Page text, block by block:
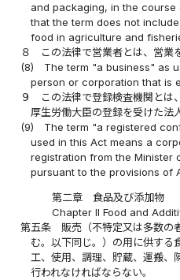
and packaging, in the
that the term does not
food in agriculture and
８
この法律で営業者とは、営業
(8)
The term "a business" as
person or corporation that is
９
この法律で登録検査機関とは
厚生労働大臣の登録を受けた法
(9)
The term "a registered
used in this Act means a
registration from the Minister
pursuant to the provisions of
第二章 食品及び添加物
Chapter II Food and
第五条
販売（不特定又は多数の
む。以下同じ。）の用に供する
工、使用、調理、貯蔵、運搬、
行われなければならない。